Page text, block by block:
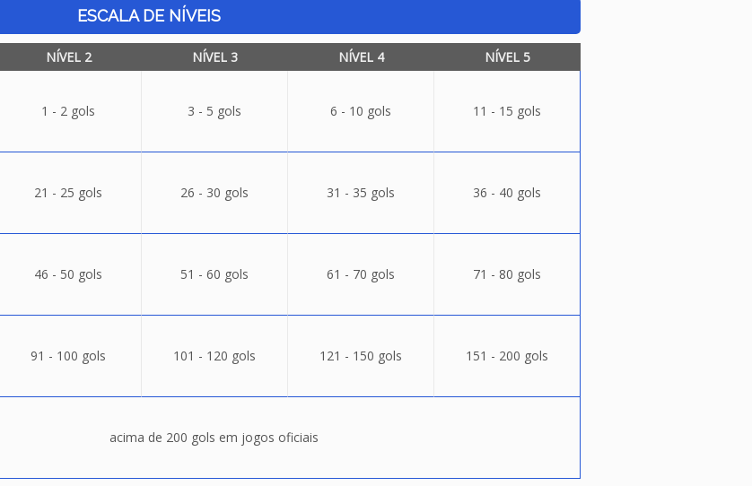
ESCALA DE NÍVEIS
NÍVEL 2 NÍVEL 3 NÍVEL 4 NÍVEL 5
1 - 2 gols 3 - 5 gols 6 - 10 gols 11 - 15 gols
21 - 25 gols 26 - 30 gols 31 - 35 gols 36 - 40 gols
46 - 50 gols 51 - 60 gols 61 - 70 gols 71 - 80 gols
91 - 100 gols 101 - 120 gols 121 - 150 gols 151 - 200 gols
acima de 200 gols em jogos oficiais